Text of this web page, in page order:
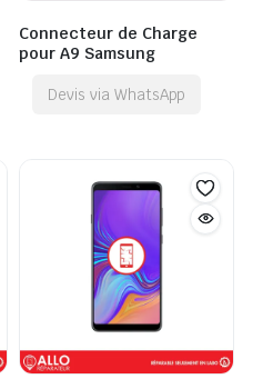
Connecteur de Charge
pour A9 Samsung
Devis via WhatsApp